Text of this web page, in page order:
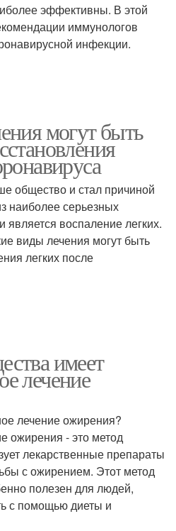
эффективны. В этой
иммунологов
инфекции.
могут быть
общество и стал причиной
наиболее серьезных
является воспаление легких.
виды лечения могут быть
легких после
имеет
лечение
лечение ожирения?
ожирения - это метод
лекарственные препараты
с ожирением. Этот метод
полезен для людей,
с помощью диеты и